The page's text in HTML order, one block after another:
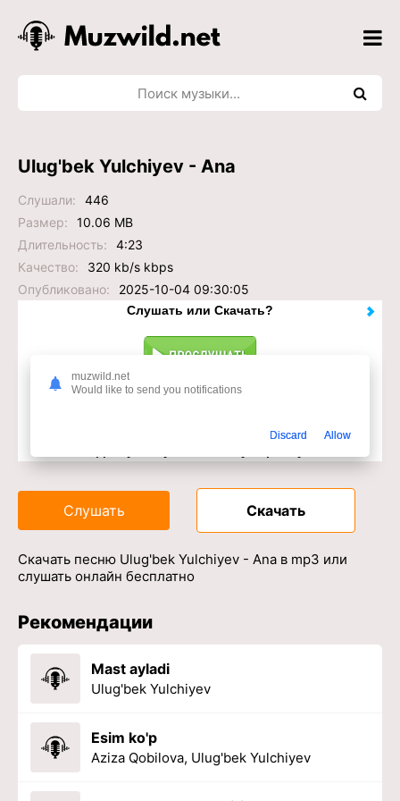
Ulug'bek Yulchiyev - Ana
Слушали:
446
Размер:
10.06 MB
Длительность:
4:23
Качество:
320 kb/s kbps
Опубликовано:
2025-10-04 09:30:05
Слушать или Скачать?
Слушать Скачать
Скачать песню Ulug'bek Yulchiyev - Ana в mp3 или
слушать онлайн бесплатно
Рекомендации
Mast ayladi
Ulug'bek Yulchiyev
Esim ko'p
Aziza Qobilova, Ulug'bek Yulchiyev
muzwild.net
Would like to send you notifications
Discard Allow